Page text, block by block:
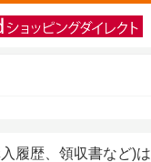
履歴、領収書など)は